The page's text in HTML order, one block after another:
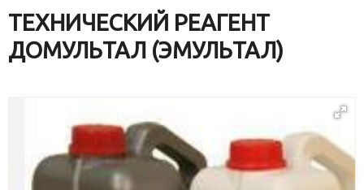
ТЕХНИЧЕСКИЙ РЕАГЕНТ
ДОМУЛЬТАЛ (ЭМУЛЬТАЛ)